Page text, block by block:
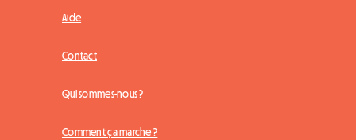
Aide
Contact
Qui sommes-nous ?
Comment ça marche ?